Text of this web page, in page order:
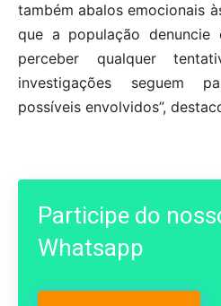
também abalos emocionais
que a população
perceber qualquer
investigações seguem
possíveis envolvidos”,
Participe do
Whatsapp